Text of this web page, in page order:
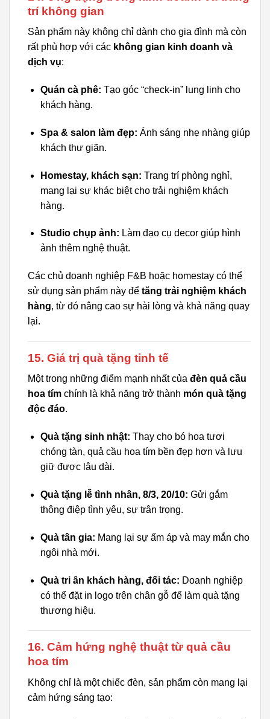
trí không gian
Sản phẩm này không chỉ dành cho gia đình mà còn
rất phù hợp với các không gian kinh doanh và
dịch vụ:
Quán cà phê: Tạo góc “check-in” lung linh cho
khách hàng.
Spa & salon làm đẹp: Ánh sáng nhẹ nhàng giúp
khách thư giãn.
Homestay, khách sạn: Trang trí phòng nghỉ,
mang lại sự khác biệt cho trải nghiệm khách
hàng.
Studio chụp ảnh: Làm đạo cụ decor giúp hình
ảnh thêm nghệ thuật.
Các chủ doanh nghiệp F&B hoặc homestay có thể
sử dụng sản phẩm này để tăng trải nghiệm khách
hàng, từ đó nâng cao sự hài lòng và khả năng quay
lại.
15. Giá trị quà tặng tinh tế
Một trong những điểm mạnh nhất của đèn quả cầu
hoa tím chính là khả năng trở thành món quà tặng
độc đáo.
Quà tặng sinh nhật: Thay cho bó hoa tươi
chóng tàn, quả cầu hoa tím bền đẹp hơn và lưu
giữ được lâu dài.
Quà tặng lễ tình nhân, 8/3, 20/10: Gửi gắm
thông điệp tình yêu, sự trân trọng.
Quà tân gia: Mang lại sự ấm áp và may mắn cho
ngôi nhà mới.
Quà tri ân khách hàng, đối tác: Doanh nghiệp
có thể đặt in logo trên chân gỗ để làm quà tặng
thương hiệu.
16. Cảm hứng nghệ thuật từ quả cầu
hoa tím
Không chỉ là một chiếc đèn, sản phẩm còn mang lại
cảm hứng sáng tạo: